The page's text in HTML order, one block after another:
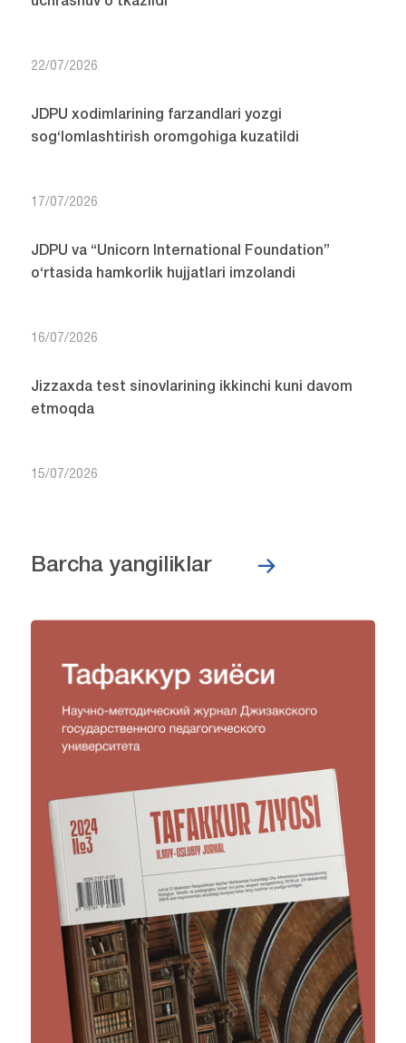
22/07/2026
JDPU xodimlarining farzandlari yozgi
sog‘lomlashtirish oromgohiga kuzatildi
17/07/2026
JDPU va “Unicorn International Foundation”
o‘rtasida hamkorlik hujjatlari imzolandi
16/07/2026
Jizzaxda test sinovlarining ikkinchi kuni davom
etmoqda
15/07/2026
Barcha yangiliklar